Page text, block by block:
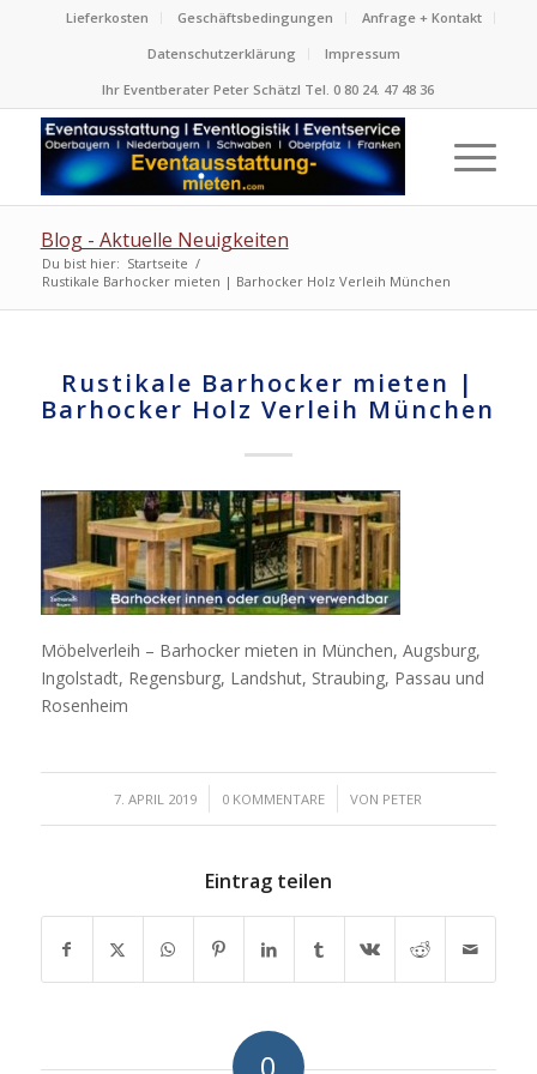
Lieferkosten Geschäftsbedingungen
Anfrage + Kontakt
Datenschutzerklärung
Impressum
Ihr Eventberater Peter Schätzl Tel. 0 80 24. 47 48 36
Blog - Aktuelle Neuigkeiten
Du bist hier: Startseite /
Rustikale Barhocker mieten | Barhocker Holz Verleih München
Rustikale Barhocker mieten |
Barhocker Holz Verleih München
Möbelverleih – Barhocker mieten in München, Augsburg,
Ingolstadt, Regensburg, Landshut, Straubing, Passau und
Rosenheim
7. APRIL 2019
/ 0 KOMMENTARE
/ VON PETER
Eintrag teilen
0